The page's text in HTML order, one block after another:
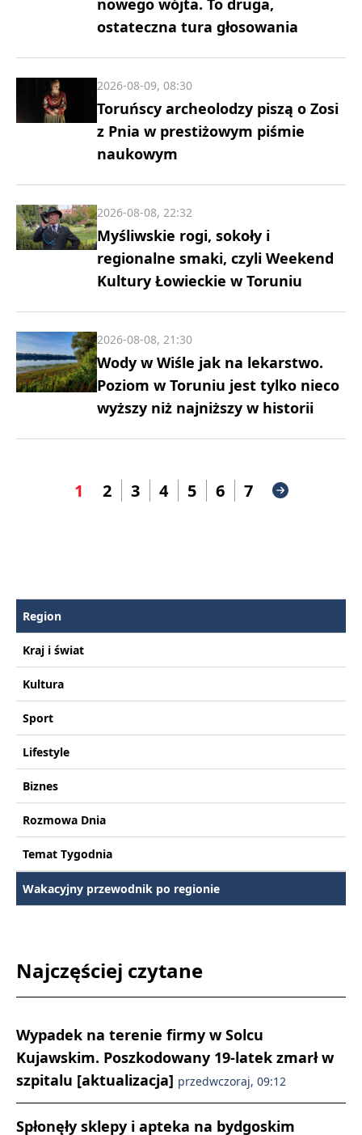
ostateczna tura głosowania
Toruńscy archeolodzy piszą o Zosi
z Pnia w prestiżowym piśmie
naukowym
2026-08-09, 08:30
Myśliwskie rogi, sokoły i
regionalne smaki, czyli Weekend
Kultury Łowieckie w Toruniu
2026-08-08, 22:32
Wody w Wiśle jak na lekarstwo.
Poziom w Toruniu jest tylko nieco
wyższy niż najniższy w historii
2026-08-08, 21:30
1 2 3 4 5 6 7
Region
Kraj i świat
Kultura
Sport
Lifestyle
Biznes
Rozmowa Dnia
Temat Tygodnia
Wakacyjny przewodnik po regionie
Najczęściej czytane
Wypadek na terenie firmy w Solcu
Kujawskim. Poszkodowany 19-latek zmarł w
szpitalu [aktualizacja] przedwczoraj, 09:12
Spłonęły sklepy i apteka na bydgoskim